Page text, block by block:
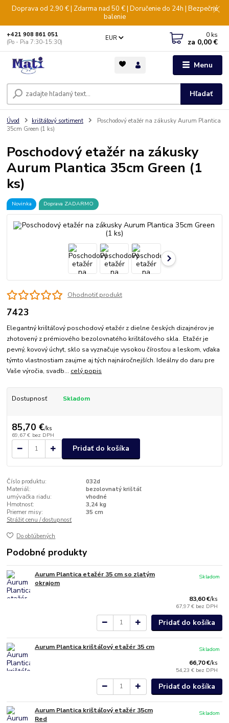
Doprava od 2,90 € | Zdarma nad 50 € | Doručenie do 24h | Bezpečné
balenie
Menu
EUR
Hľadať
+421 908 861 051
(Po - Pia 7:30-15:30)
0 ks
za 0,00 €
Úvod krištáľový sortiment
Poschodový etažér na zákusky Aurum Plantica
35cm Green (1 ks)
Poschodový etažér na zákusky
Aurum Plantica 35cm Green (1
ks)
Novinka Doprava ZADARMO
Ohodnotiť produkt
7423
Elegantný krištáľový poschodový etažér z dielne českých dizajnérov je
zhotovený z prémiového bezolovnatého krištáľového skla. Etažér je
pevný, kovový úchyt, sklo sa vyznačuje vysokou čírosťou a leskom, vďaka
týmto vlastnostiam zaujme aj tých najnáročnejších. Ideálny do daru pre
Vaše výročia, svadb... celý popis
Dostupnosť Skladom
85,70 €/ks
69,67 € bez DPH
Pridať do košíka
Číslo produktu:
032d
Materiál:
bezolovnatý krištáľ
umývačka riadu:
vhodné
Hmotnosť:
3,24 kg
Priemer misy:
35 cm
Strážiť cenu / dostupnosť
Do obľúbených
Podobné produkty
Aurum Plantica etažér 35 cm so zlatým
okrajom
83,60 €/ks
67,97 € bez DPH
Skladom
Pridať do košíka
Aurum Plantica krištáľový etažér 35 cm
66,70 €/ks
54,23 € bez DPH
Skladom
Pridať do košíka
Aurum Plantica krištáľový etažér 35cm
Red
Skladom